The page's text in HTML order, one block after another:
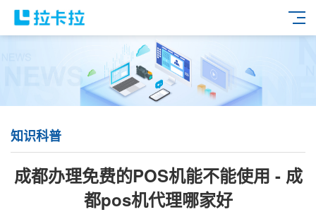
知识科普
成都办理免费的POS机能不能使用 - 成
都pos机代理哪家好